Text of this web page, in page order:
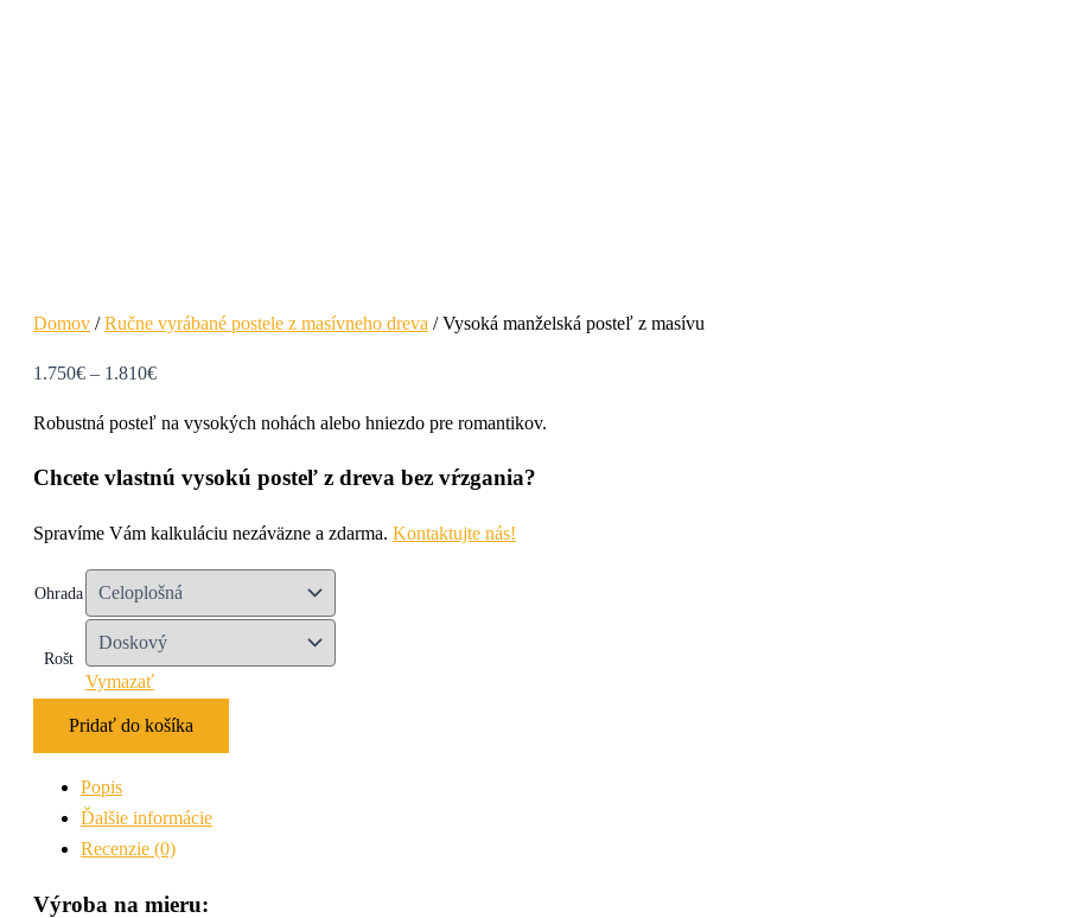
Domov /Ručne vyrábané postele z masívneho dreva / Vysoká manželská posteľ z masívu
1.750€ – 1.810€
Robustná posteľ na vysokých nohách alebo hniezdo pre romantikov.
Chcete vlastnú vysokú posteľ z dreva bez vŕzgania?
Spravíme Vám kalkuláciu nezáväzne a zdarma. Kontaktujte nás!
Ohrada
Rošt
Vymazať
Pridať do košíka
Popis
Ďalšie informácie
Recenzie (0)
Výroba na mieru: